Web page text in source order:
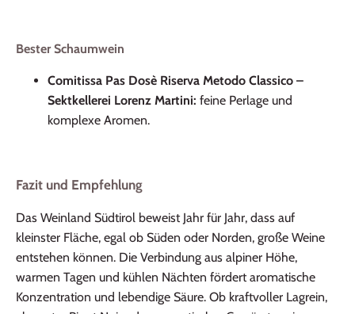
Bester Schaumwein
Comitissa Pas Dosè Riserva Metodo Classico –
Sektkellerei Lorenz Martini: feine Perlage und
komplexe Aromen.
Fazit und Empfehlung
Das Weinland Südtirol beweist Jahr für Jahr, dass auf
kleinster Fläche, egal ob Süden oder Norden, große Weine
entstehen können. Die Verbindung aus alpiner Höhe,
warmen Tagen und kühlen Nächten fördert aromatische
Konzentration und lebendige Säure. Ob kraftvoller Lagrein,